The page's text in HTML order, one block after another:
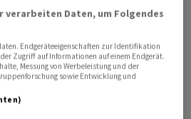
im Verhalten der Deutschen.
waren vergleichsweise mild,
reagieren immer noch
sagte Müller dem
würden die Beratungs- und
Energieeinsparung seit
verarbeiten Daten, um Folgendes
Endgeräteeigenschaften zur Identifikation
Zugriff auf Informationen auf einem Endgerät.
Messung von Werbeleistung und der
sowie Entwicklung und